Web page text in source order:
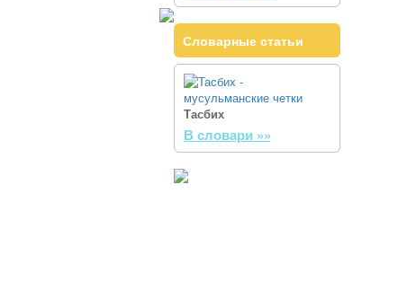
Словарные статьи
Тасбих
В словари »»